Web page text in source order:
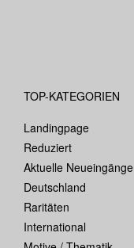
TOP-KATEGORIEN
Landingpage
Reduziert
Aktuelle Neueingänge
Deutschland
Raritäten
International